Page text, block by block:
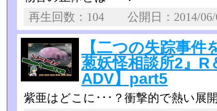
再生回数：104 公開日：
【二つの失踪事
葱妖怪相談所2』R
ADV】part5
紫亜はどこに･･･？衝撃的で熱い展